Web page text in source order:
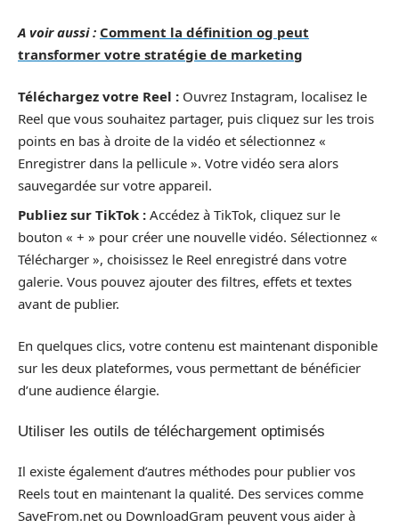
A voir aussi : Comment la définition og peut
transformer votre stratégie de marketing
Téléchargez votre Reel : Ouvrez Instagram, localisez le
Reel que vous souhaitez partager, puis cliquez sur les trois
points en bas à droite de la vidéo et sélectionnez «
Enregistrer dans la pellicule ». Votre vidéo sera alors
sauvegardée sur votre appareil.
Publiez sur TikTok : Accédez à TikTok, cliquez sur le
bouton « + » pour créer une nouvelle vidéo. Sélectionnez «
Télécharger », choisissez le Reel enregistré dans votre
galerie. Vous pouvez ajouter des filtres, effets et textes
avant de publier.
En quelques clics, votre contenu est maintenant disponible
sur les deux plateformes, vous permettant de bénéficier
d’une audience élargie.
Utiliser les outils de téléchargement optimisés
Il existe également d’autres méthodes pour publier vos
Reels tout en maintenant la qualité. Des services comme
SaveFrom.net ou DownloadGram peuvent vous aider à